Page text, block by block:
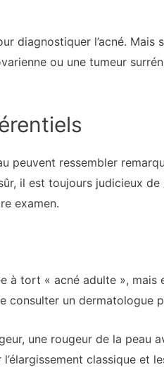
diagnostiquer l’acné.
ou une tumeur
peuvent ressembler
il est toujours judicieux
examen.
à tort « acné adulte », mais
consulter un dermatologue
une rougeur de la peau
classique et